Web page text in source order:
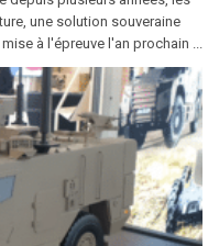
une solution souveraine
à l'épreuve l'an prochain ...